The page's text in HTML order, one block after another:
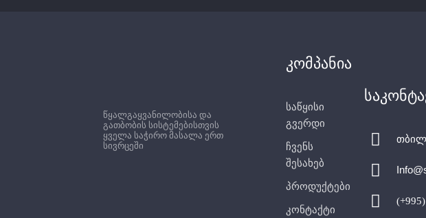
რეცირკულაცია განყოფილებაში,
როდესაც ძრავა არ მუშაობს.
სარქველით, რომელიც ჩართულია
მიწოდების პორტში, რათა თავიდან
რეცირკულაცია განყოფილებაში,
როდესაც ძრავა არ მუშაობს.
წყალგაყვანილობისა და
გათბობის სისტემებისთვის
ყველა საჭირო მასალა ერთ
სივრცეში
კომპანია
საწყისი
გვერდი
ჩვენს
შესახებ
პროდუქტები
კონტაქტი